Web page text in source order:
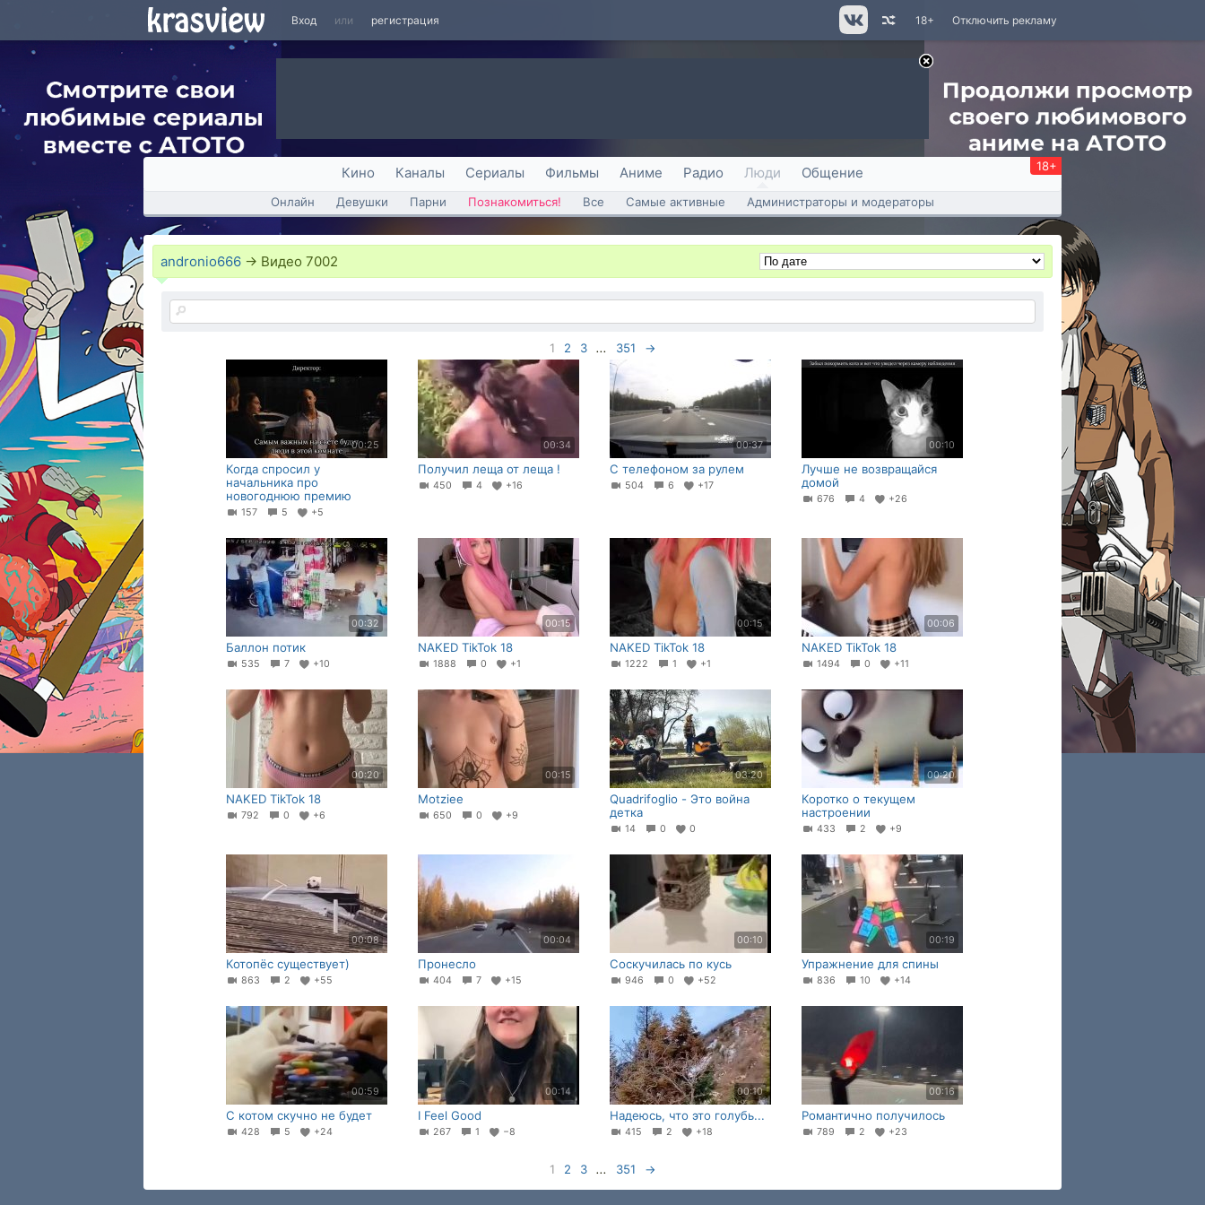
Вход или регистрация Отключить рекламу
18+
Кино Каналы Сериалы Фильмы Аниме Радио Люди Общение 18+
Онлайн Девушки Парни Познакомиться! Все Самые активные Администраторы и модераторы
andronio666 → Видео 7002
1 2 3 ... 351 →
00:25
Когда спросил у
начальника про
новогоднюю премию
157 5 +5
00:34
Получил леща от леща !
450 4 +16
00:37
С телефоном за рулем
504 6 +17
00:10
Лучше не возвращайся
домой
676 4 +26
00:32
Баллон потик
535 7 +10
00:15
NAKED TikTok 18
1888 0 +1
00:15
NAKED TikTok 18
1222 1 +1
00:06
NAKED TikTok 18
1494 0 +11
00:20
NAKED TikTok 18
792 0 +6
00:15
Motziee
650 0 +9
03:20
Quadrifoglio - Это война
детка
14 0 0
00:20
Коротко о текущем
настроении
433 2 +9
00:08
Котопёс существует)
863 2 +55
00:04
Пронесло
404 7 +15
00:10
Соскучилась по кусь
946 0 +52
00:19
Упражнение для спины
836 10 +14
00:59
С котом скучно не будет
428 5 +24
00:14
I Feel Good
267 1 −8
00:10
Надеюсь, что это голубь...
415 2 +18
00:16
Романтично получилось
789 2 +23
1 2 3 ... 351 →